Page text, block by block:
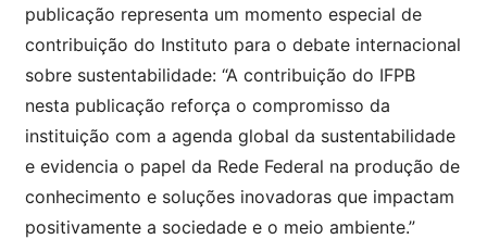
publicação representa um momento especial de
contribuição do Instituto para o debate internacional
sobre sustentabilidade: “A contribuição do IFPB
nesta publicação reforça o compromisso da
instituição com a agenda global da sustentabilidade
e evidencia o papel da Rede Federal na produção de
conhecimento e soluções inovadoras que impactam
positivamente a sociedade e o meio ambiente.”